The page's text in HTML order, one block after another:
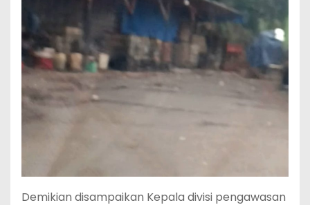
Demikian disampaikan Kepala divisi pengawasan